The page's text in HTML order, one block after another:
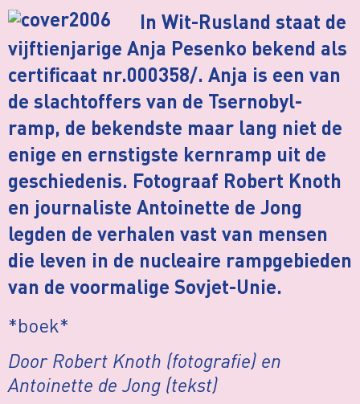
In Wit-Rusland staat de
vijftienjarige Anja Pesenko bekend als
certificaat nr.000358/. Anja is een van
de slachtoffers van de Tsernobyl-
ramp, de bekendste maar lang niet de
enige en ernstigste kernramp uit de
geschiedenis. Fotograaf Robert Knoth
en journaliste Antoinette de Jong
legden de verhalen vast van mensen
die leven in de nucleaire rampgebieden
van de voormalige Sovjet-Unie.
*boek*
Door Robert Knoth (fotografie) en
Antoinette de Jong (tekst)